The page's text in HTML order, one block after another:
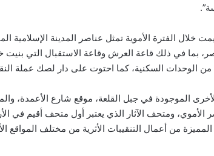
خلال الفترة الأموية تمثل عناصر المدينة الإسلامية
بما في ذلك قاعة العرش وقاعة الاستقبال التي بنيت
من الوحدات السكنية، كما احتوت على دار لصك عملة
الموجودة في جبل القلعة، موقع شارع الأعمدة،
من أعمال التنقيبات الأثرية من مختلف المواقع